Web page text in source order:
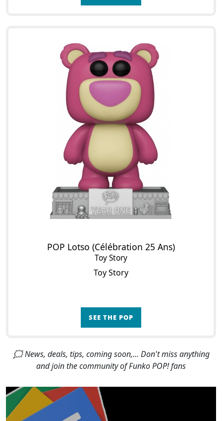
POP Lotso (Célébration 25 Ans)
Toy Story
Toy Story
SEE THE POP
🗯 News, deals, tips, coming soon,... Don't miss anything
and join the community of Funko POP! fans